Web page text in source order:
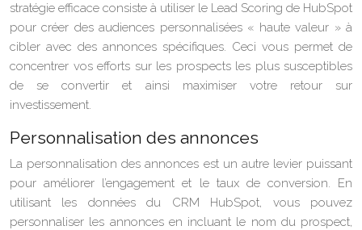
stratégie efficace consiste à utiliser le Lead Scoring de HubSpot
pour créer des audiences personnalisées « haute valeur » à
cibler avec des annonces spécifiques. Ceci vous permet de
concentrer vos efforts sur les prospects les plus susceptibles
de se convertir et ainsi maximiser votre retour sur
investissement.
Personnalisation des annonces
La personnalisation des annonces est un autre levier puissant
pour améliorer l’engagement et le taux de conversion. En
utilisant les données du CRM HubSpot, vous pouvez
personnaliser les annonces en incluant le nom du prospect,